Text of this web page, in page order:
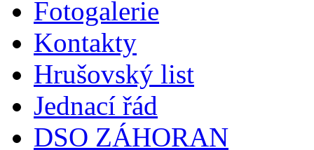
Fotogalerie
Kontakty
Hrušovský list
Jednací řád
DSO ZÁHORAN